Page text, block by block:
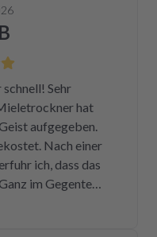
Sehr
hat
aufgegeben.
Nach einer
ich, dass das
im Gegenteil.